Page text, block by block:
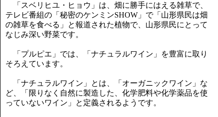
「スベリヒユ・ヒョウ」は、畑に勝手にはえる雑草で、
テレビ番組の「秘密のケンミンSHOW」で「山形県民は畑
の雑草を食べる」と報道された植物で、山形県民にとって
なじみ深い野菜です。
「プルピエ」では、「ナチュラルワイン」を豊富に取り
そろえています。
「ナチュラルワイン」とは、「オーガニックワイン」な
ど、「限りなく自然に製造した、化学肥料や化学薬品を使
っていないワイン」と定義されるようです。